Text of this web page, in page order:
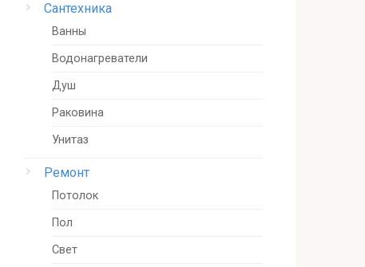
Сантехника
Ванны
Водонагреватели
Душ
Раковина
Унитаз
Ремонт
Потолок
Пол
Свет